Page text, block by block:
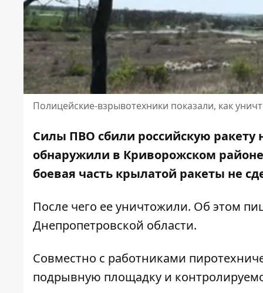
Полицейские-взрывотехники показали, как
Силы ПВО сбили российскую
обнаружили в Криворожском
боевая часть крылатой ракеты не
После чего ее уничтожили. Об этом
Днепропетровской области.
Совместно с работниками
подрывную площадку и